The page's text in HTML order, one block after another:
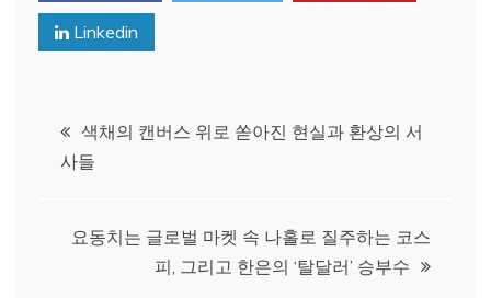
Linkedin
글
탐
색채의 캔버스 위로 쏟아진 현실과 환상의 서
사들
요동치는 글로벌 마켓 속 나홀로 질주하는 코스
피, 그리고 한은의 ‘탈달러’ 승부수